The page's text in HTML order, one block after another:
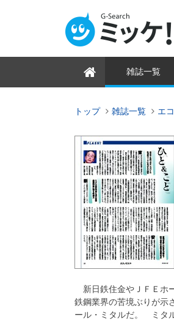
雑誌一覧
トップ 雑誌一覧 エ
新日鉄住金やＪＦＥホ
鉄鋼業界の苦境ぶりが示
ール・ミタルだ。 ミタ